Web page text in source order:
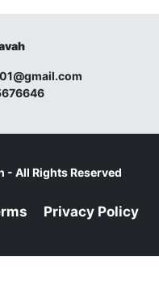
- All Rights Reserved
Privacy Policy